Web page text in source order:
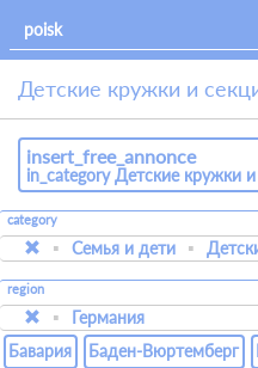
Детские кружки и
insert_free_annonce
in_category Детские кружки
category
Семья и дети
region
Германия
Бавария
Баден-Вюртемберг